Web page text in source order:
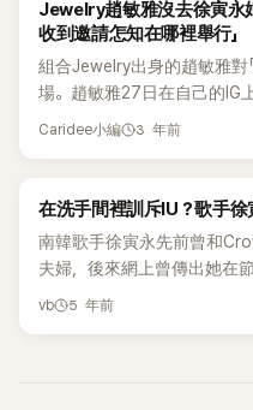
中藥瘦過10公斤，現在決定
來！」 除了減肥話題，她也
「我以前只動了鼻尖，結果
拿掉。」甚至無奈地補一句：
放了。」網友看完心疼留言：
青看膩了想去除，耳洞也拔
新開始，「現在我的 MBTI 介
露仍與好友 Solbi、嘉熙 以及
尹尚合作的新歌了！」但她強
K-POP
Jewelry趙敏雅沒去徐寅永
收到邀請怎知在哪裡舉行」
組合Jewelry出身的趙敏雅對
場。趙敏雅27日在自己的IG
整體的報道時，都有很多話
目，我想三個人可能都可以
當事人『為什麼那樣』。 但
裡』、『只有趙敏雅缺席了
一起了』等標題的報道接連
的話而受到了很大的傷害」
間，上個月向朴貞雅和李智
Caridee小編 3 年前
K-POP
在洗手間裡訓斥IU？歌手
南韓歌手徐寅永先前曾和
夫婦，後來網上曾傳出她在
關注。 徐寅永前身為明星帝國娛樂旗下的韓國女子團體
vb 5 年前